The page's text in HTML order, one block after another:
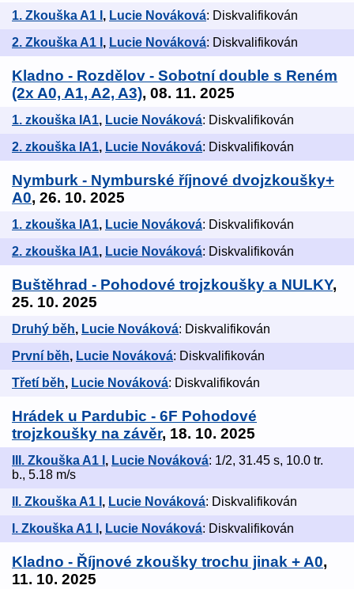
1. Zkouška A1 I , Lucie Nováková: Diskvalifikován
2. Zkouška A1 I , Lucie Nováková: Diskvalifikován
Kladno - Rozdělov - Sobotní double s Reném
(2x A0, A1, A2, A3), 08. 11. 2025
1. zkouška IA1, Lucie Nováková: Diskvalifikován
2. zkouška IA1, Lucie Nováková: Diskvalifikován
Nymburk - Nymburské říjnové dvojzkoušky+
A0, 26. 10. 2025
1. zkouška IA1, Lucie Nováková: Diskvalifikován
2. zkouška IA1, Lucie Nováková: Diskvalifikován
Buštěhrad - Pohodové trojzkoušky a NULKY,
25. 10. 2025
Druhý běh, Lucie Nováková: Diskvalifikován
První běh, Lucie Nováková: Diskvalifikován
Třetí běh, Lucie Nováková: Diskvalifikován
Hrádek u Pardubic - 6F Pohodové
trojzkoušky na závěr, 18. 10. 2025
III. Zkouška A1 I , Lucie Nováková: 1/2, 31.45 s, 10.0 tr.
b., 5.18 m/s
II. Zkouška A1 I , Lucie Nováková: Diskvalifikován
I. Zkouška A1 I , Lucie Nováková: Diskvalifikován
Kladno - Říjnové zkoušky trochu jinak + A0,
11. 10. 2025